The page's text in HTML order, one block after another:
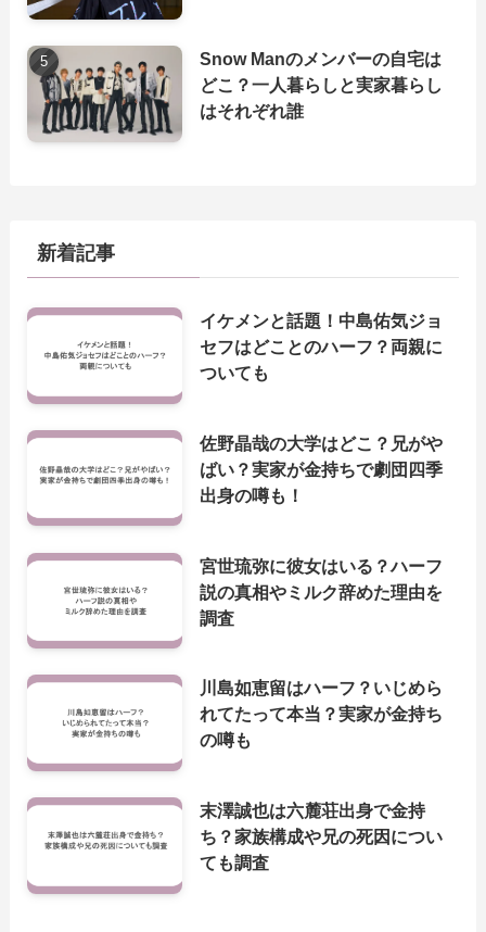
Snow Manのメンバーの自宅は
どこ？一人暮らしと実家暮らし
はそれぞれ誰
新着記事
イケメンと話題！中島佑気ジョ
セフはどことのハーフ？両親に
ついても
佐野晶哉の大学はどこ？兄がや
ばい？実家が金持ちで劇団四季
出身の噂も！
宮世琉弥に彼女はいる？ハーフ
説の真相やミルク辞めた理由を
調査
川島如恵留はハーフ？いじめら
れてたって本当？実家が金持ち
の噂も
末澤誠也は六麓荘出身で金持
ち？家族構成や兄の死因につい
ても調査